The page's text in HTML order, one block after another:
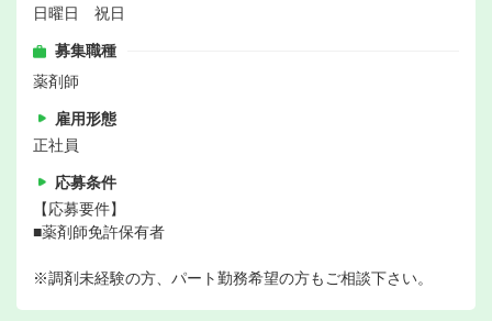
日曜日 祝日
募集職種
薬剤師
雇用形態
正社員
応募条件
【応募要件】
■薬剤師免許保有者
※調剤未経験の方、パート勤務希望の方もご相談下さい。